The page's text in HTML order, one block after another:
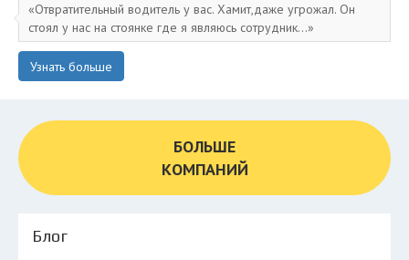
Отвратительный водитель у вас. Хамит,даже угрожал. Он
стоял у нас на стоянке где я являюсь сотрудник...
Узнать больше
БОЛЬШЕ
КОМПАНИЙ
Блог